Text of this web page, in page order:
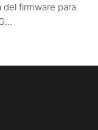
del firmware para